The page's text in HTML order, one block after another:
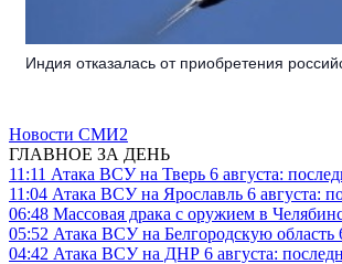
Индия отказалась от приобретения
Новости СМИ2
ГЛАВНОЕ ЗА ДЕНЬ
11:11 Атака ВСУ на Тверь 6 августа:
11:04 Атака ВСУ на Ярославль 6 августа:
06:48 Массовая драка с оружием в
05:52 Атака ВСУ на Белгородскую область
04:42 Атака ВСУ на ДНР 6 августа: